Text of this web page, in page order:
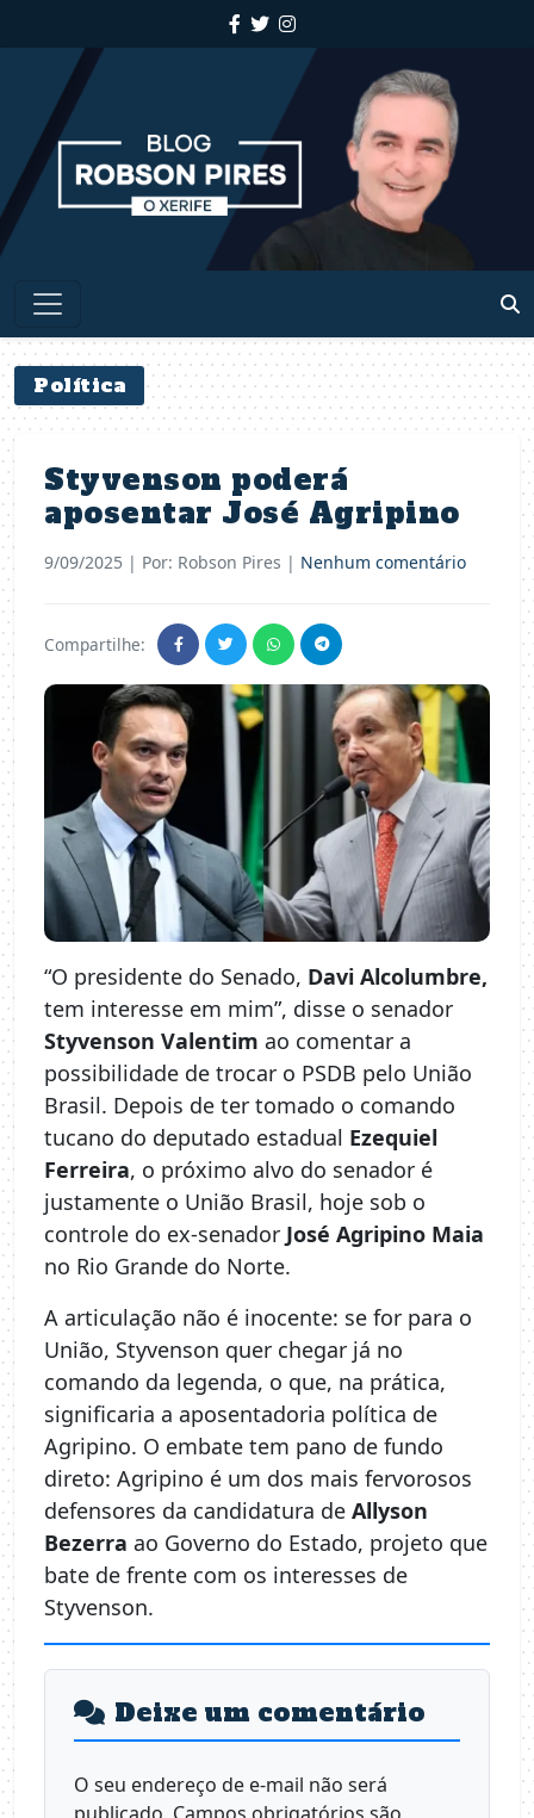
Política
Styvenson poderá
aposentar José Agripino
9/09/2025 | Por: Robson Pires | Nenhum comentário
Compartilhe:
“O presidente do Senado, Davi Alcolumbre,
tem interesse em mim”, disse o senador
Styvenson Valentim ao comentar a
possibilidade de trocar o PSDB pelo União
Brasil. Depois de ter tomado o comando
tucano do deputado estadual Ezequiel
Ferreira, o próximo alvo do senador é
justamente o União Brasil, hoje sob o
controle do ex-senador José Agripino Maia
no Rio Grande do Norte.
A articulação não é inocente: se for para o
União, Styvenson quer chegar já no
comando da legenda, o que, na prática,
significaria a aposentadoria política de
Agripino. O embate tem pano de fundo
direto: Agripino é um dos mais fervorosos
defensores da candidatura de Allyson
Bezerra ao Governo do Estado, projeto que
bate de frente com os interesses de
Styvenson.
Deixe um comentário
O seu endereço de e-mail não será